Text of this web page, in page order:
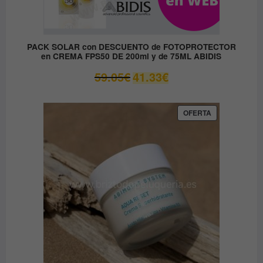
PACK SOLAR con DESCUENTO de FOTOPROTECTOR
en CREMA FPS50 DE 200ml y de 75ML ABIDIS
59.05€ El
precio
41.33€El
precio
41.33€.
OFERTAPRODUCTO
EN